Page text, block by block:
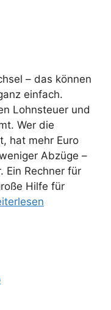
– das können
einfach.
Lohnsteuer und
Wer die
hat mehr Euro
Abzüge –
Ein Rechner für
Hilfe für